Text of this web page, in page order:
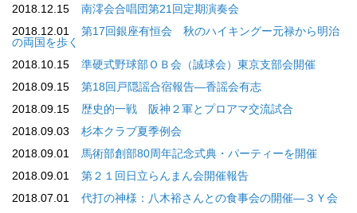
2018.12.15
南澪会合唱団第21回定期演奏会
2018.12.01
第17回銀座有恒会 秋のハイキングー元禄から明治
の両国を歩く
2018.10.15
準硬式野球部ＯＢ会（誠球会）東京支部会開催
2018.09.15
第18回戸隠謡合宿報告―香謡会有志
2018.09.15
歴史的一戦 阪神２軍とプロアマ交流試合
2018.09.03
杉本クラブ夏季例会
2018.09.01
馬術部創部80周年記念式典・パーティーを開催
2018.09.01
第２１回日立らんまん会開催報告
2018.07.01
代打の神様：八木裕さんとの食事会の開催―３Ｙ会